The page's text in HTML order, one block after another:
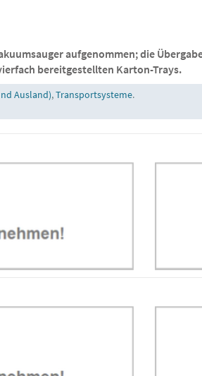
aufgenommen; die
bereitgestellten Karton-Trays.
Ausland),Transportsysteme.